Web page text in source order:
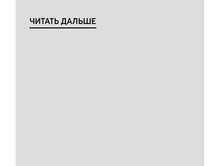
ЧИТАТЬ ДАЛЬШЕ